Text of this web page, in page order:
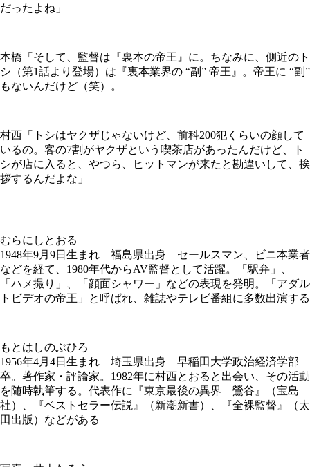
だったよね」
本橋「そして、監督は『裏本の帝王』に。ちなみに、側近のト
シ（第1話より登場）は『裏本業界の “副” 帝王』。帝王に “副”
もないんだけど（笑）。
村西「トシはヤクザじゃないけど、前科200犯くらいの顔して
いるの。客の7割がヤクザという喫茶店があったんだけど、ト
シが店に入ると、やつら、ヒットマンが来たと勘違いして、挨
拶するんだよな」
むらにしとおる
1948年9月9日生まれ 福島県出身 セールスマン、ビニ本業者
などを経て、1980年代からAV監督として活躍。「駅弁」、
「ハメ撮り」、「顔面シャワー」などの表現を発明。「アダル
トビデオの帝王」と呼ばれ、雑誌やテレビ番組に多数出演する
もとはしのぶひろ
1956年4月4日生まれ 埼玉県出身 早稲田大学政治経済学部
卒。著作家・評論家。1982年に村西とおると出会い、その活動
を随時執筆する。代表作に『東京最後の異界 鶯谷』（宝島
社）、『ベストセラー伝説』（新潮新書）、『全裸監督』（太
田出版）などがある